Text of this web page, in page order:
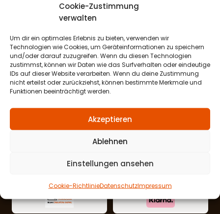
Cookie-Zustimmung
verwalten
Um dir ein optimales Erlebnis zu bieten, verwenden wir
Technologien wie Cookies, um Geräteinformationen zu speichern
und/oder darauf zuzugreifen. Wenn du diesen Technologien
zustimmst, können wir Daten wie das Surfverhalten oder eindeutige
IDs auf dieser Website verarbeiten. Wenn du deine Zustimmung
nicht erteilst oder zurückziehst, können bestimmte Merkmale und
Funktionen beeinträchtigt werden.
Akzeptieren
Ablehnen
Einstellungen ansehen
Cookie-RichtlinieDatenschutzImpressum
Modell/Baujahr FORD Escort MK6 Cabrio (1992-1995)
Beispielfoto: Bezüge individuell gestaltbar
maßgeschneidert und individuell gefertigt
PREIS AB
336,99€ inkl. MwSt.
zzgl.Versand
Widerruf absenden